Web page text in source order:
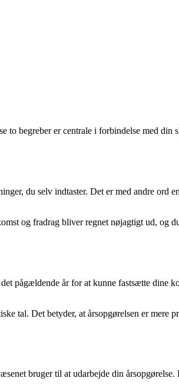
to begreber er centrale i forbindelse med
du selv indtaster. Det er med andre ord
og fradrag bliver regnet nøjagtigt ud, og
pågældende år for at kunne fastsætte dine
tal. Det betyder, at årsopgørelsen er mere
bruger til at udarbejde din